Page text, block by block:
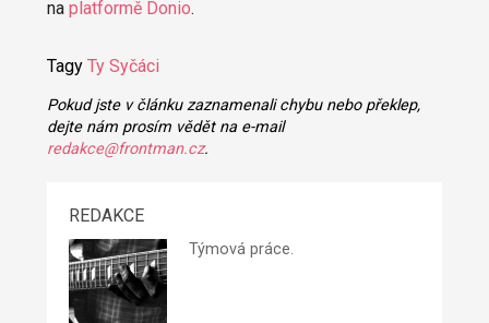
na platformě Donio.
Tagy Ty Syčáci
Pokud jste v článku zaznamenali chybu nebo překlep,
dejte nám prosím vědět na e-mail
redakce@frontman.cz.
REDAKCE
Týmová práce.